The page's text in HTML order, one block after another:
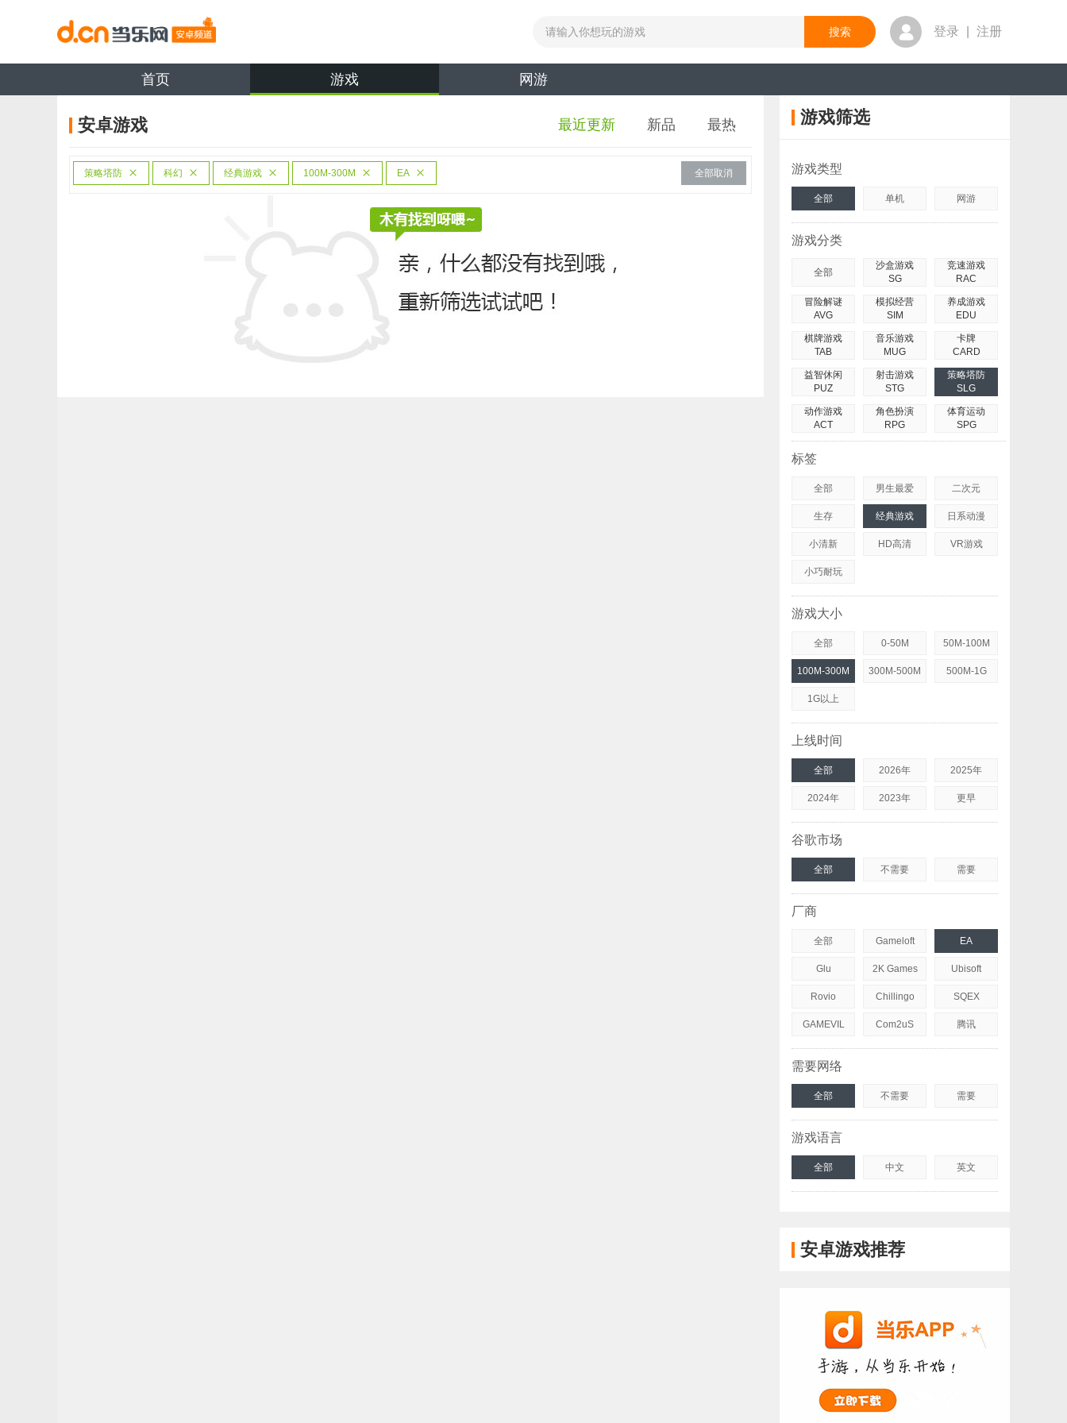
登录 注册
首页 游戏 网游
安卓游戏 最近更新 新品 最热
策略塔防 科幻 经典游戏 100M-300M EA 全部取消
游戏筛选
游戏类型
全部 单机 网游
游戏分类
全部
沙盒游戏
SG
竞速游戏
RAC
冒险解谜
AVG
模拟经营
SIM
养成游戏
EDU
棋牌游戏
TAB
音乐游戏
MUG
卡牌
CARD
益智休闲
PUZ
射击游戏
STG
策略塔防
SLG
动作游戏
ACT
角色扮演
RPG
体育运动
SPG
标签
全部 男生最爱 二次元
生存 经典游戏 日系动漫
小清新 HD高清 VR游戏
小巧耐玩
游戏大小
全部 0-50M 50M-100M
100M-300M 300M-500M 500M-1G
1G以上
上线时间
全部 2026年 2025年
2024年 2023年 更早
谷歌市场
全部 不需要 需要
厂商
全部 Gameloft EA
Glu 2K Games Ubisoft
Rovio Chillingo SQEX
GAMEVIL Com2uS 腾讯
需要网络
全部 不需要 需要
游戏语言
全部 中文 英文
安卓游戏推荐